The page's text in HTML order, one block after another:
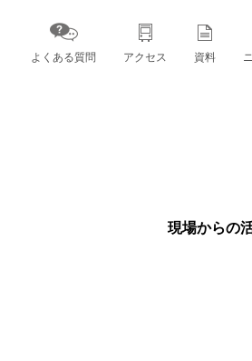
よくある質問 アクセス 資料
現場からの